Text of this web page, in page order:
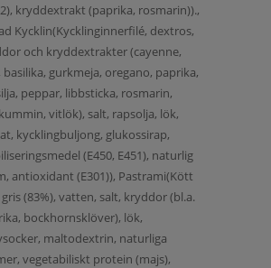
kryddextrakt (paprika, rosmarin)).,
Kycklin(Kycklinginnerfilé, dextros,
och kryddextrakter (cayenne,
basilika, gurkmeja, oregano, paprika,
peppar, libbsticka, rosmarin,
vitlök), salt, rapsolja, lök,
kycklingbuljong, glukossirap,
(E450, E451), naturlig
antioxidant (E301)), Pastrami(Kött
(83%), vatten, salt, kryddor (bl.a.
bockhornsklöver), lök,
maltodextrin, naturliga
vegetabiliskt protein (majs),